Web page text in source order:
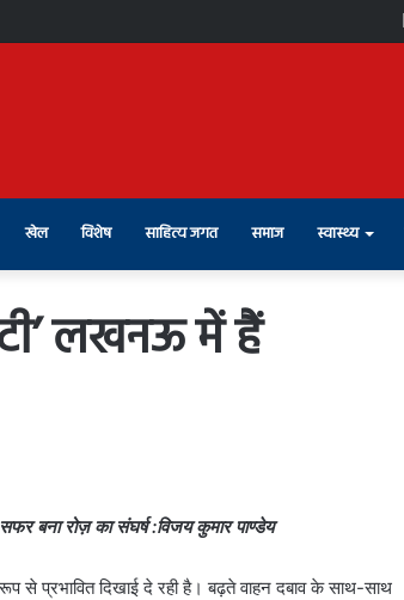
खेल विशेष साहित्य जगत समाज स्वास्थ्य
लखनऊ में हैं
बना रोज़ का संघर्ष :विजय कुमार पाण्डेय
से प्रभावित दिखाई दे रही है। बढ़ते वाहन दबाव के साथ-साथ